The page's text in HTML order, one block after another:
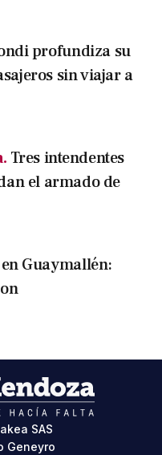
profundiza su
sin viajar a
Tres intendentes
el armado de
Guaymallén:
SAS
Geneyro